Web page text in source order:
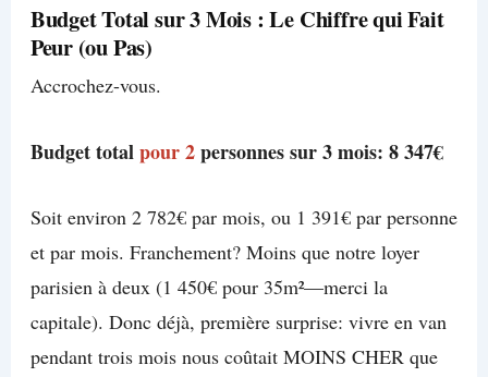
Budget Total sur 3 Mois : Le Chiffre qui Fait
Peur (ou Pas)
Accrochez-vous.
Budget totalpour 2personnes sur 3 mois: 8 347€
Soit environ 2 782€ par mois, ou 1 391€ par personne
et par mois. Franchement? Moins que notre loyer
parisien à deux (1 450€ pour 35m²—merci la
capitale). Donc déjà, première surprise: vivre en van
pendant trois mois nous coûtait MOINS CHER que